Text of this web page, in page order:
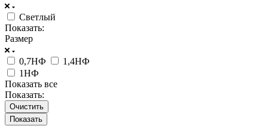
Светлый
Показать:
Размер
0,7НФ
1,4НФ
1НФ
Показать все
Показать:
Очистить